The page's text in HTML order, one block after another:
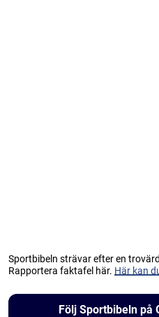
Sportbibeln strävar efter en
Rapportera faktafel här. Här kan
Följ Sportbibeln på